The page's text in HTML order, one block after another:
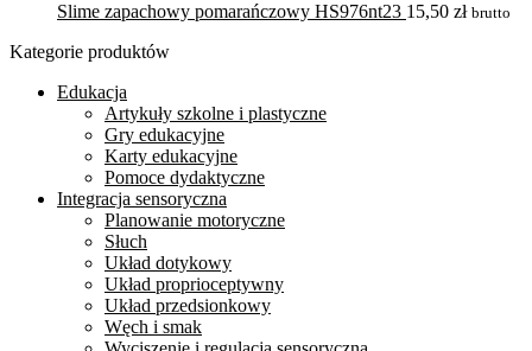
Slime zapachowy pomarańczowy HS976nt23 15,50 zł brutto
Kategorie produktów
Edukacja
Artykuły szkolne i plastyczne
Gry edukacyjne
Karty edukacyjne
Pomoce dydaktyczne
Integracja sensoryczna
Planowanie motoryczne
Słuch
Układ dotykowy
Układ proprioceptywny
Układ przedsionkowy
Węch i smak